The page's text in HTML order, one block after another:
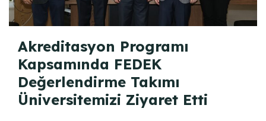
Akreditasyon Programı
Kapsamında FEDEK
Değerlendirme Takımı
Üniversitemizi Ziyaret Etti